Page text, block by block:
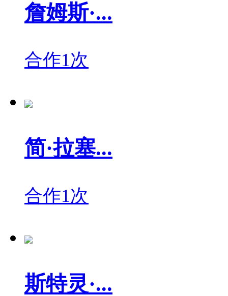
詹姆斯·...
合作1次
简·拉塞...
合作1次
斯特灵·...